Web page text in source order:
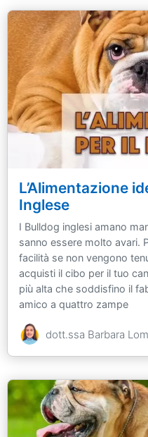
L’Alimentazione
Inglese
I Bulldog inglesi amano
sanno essere molto avari.
facilità se non vengono
acquisti il cibo per il tuo
più alta che soddisfino il
amico a quattro zampe
dott.ssa Barbara